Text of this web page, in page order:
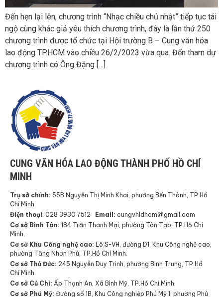
Đến hẹn lại lên, chương trình “Nhạc chiều chủ nhật” tiếp tục tái
ngộ cùng khác giả yêu thích chương trình, đây là lần thứ 250
chương trình được tổ chức tại Hội trường B – Cung văn hóa
lao động TP.HCM vào chiều 26/2/2023 vừa qua. Đến tham dự
chương trình có Ông Đặng […]
CUNG VĂN HÓA LAO ĐỘNG THÀNH PHỐ HỒ CHÍ
MINH
Trụ sở chính: 55B Nguyễn Thị Minh Khai, phường Bến Thành, TP.Hồ
Chí Minh.
Điện thoại: 028 3930 7512 Email: cungvhldhcm@gmail.com
Cơ sở Bình Tân: 184 Trần Thanh Mại, phường Tân Tạo, TP.Hồ Chí
Minh.
Cơ sở Khu Công nghệ cao: Lô S-VH, đường D1, Khu Công nghệ cao,
phường Tăng Nhơn Phú, TP.Hồ Chí Minh.
Cơ sở Thủ Đức: 245 Nguyễn Duy Trinh, phường Binh Trưng, TP.Hồ
Chí Minh.
Cơ sở Củ Chi: Ấp Thạnh An, Xã Bình Mỹ, TP.Hồ Chí Minh.
Cơ sở Phú Mỹ: Đường số 1B, Khu Công nghiệp Phú Mỹ 1, phường Phú